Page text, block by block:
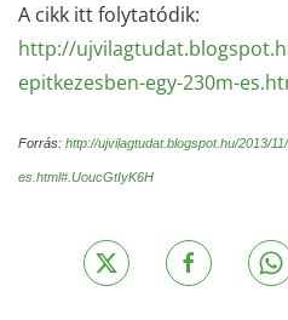
A cikk itt folytatódik:
http://
epitkezesben-egy-230m-
Forrás: http://ujvilagtudat.blogspot.hu/2013/
es.html#.UoucGtIyK6H